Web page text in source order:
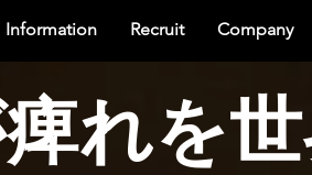
Information Recruit Company
れを